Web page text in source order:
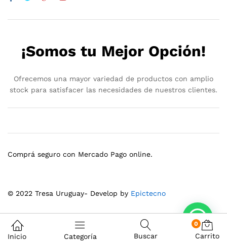
¡Somos tu Mejor Opción!
Ofrecemos una mayor variedad de productos con amplio
stock para satisfacer las necesidades de nuestros clientes.
© 2022 Tresa Uruguay- Develop by Epictecno
Comprá seguro con Mercado Pago online.
Inicio Categoría Buscar
0
Carrito